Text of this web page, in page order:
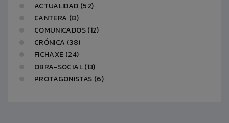
ACTUALIDAD (52)
CANTERA (8)
COMUNICADOS (12)
CRÓNICA (38)
FICHAXE (24)
OBRA-SOCIAL (13)
PROTAGONISTAS (6)